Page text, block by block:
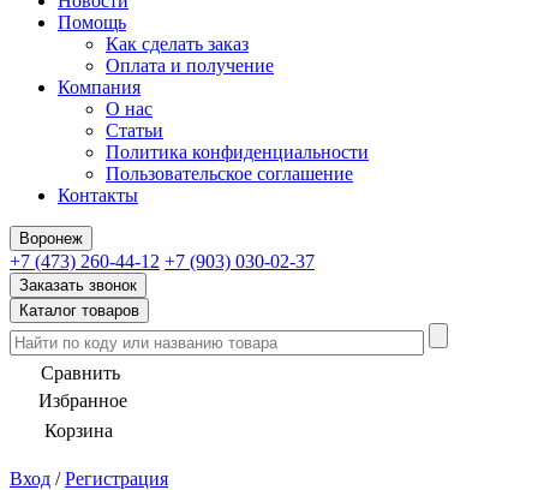
Помощь
Как сделать заказ
Оплата и получение
Компания
О нас
Статьи
Политика конфиденциальности
Пользовательское соглашение
Контакты
Воронеж
+7 (473) 260-44-12 +7 (903) 030-02-37
Заказать звонок
Каталог товаров
Сравнить
Избранное
Корзина
Вход / Регистрация